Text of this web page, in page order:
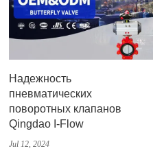
Надежность
пневматических
поворотных клапанов
Qingdao I-Flow
Jul 12, 2024